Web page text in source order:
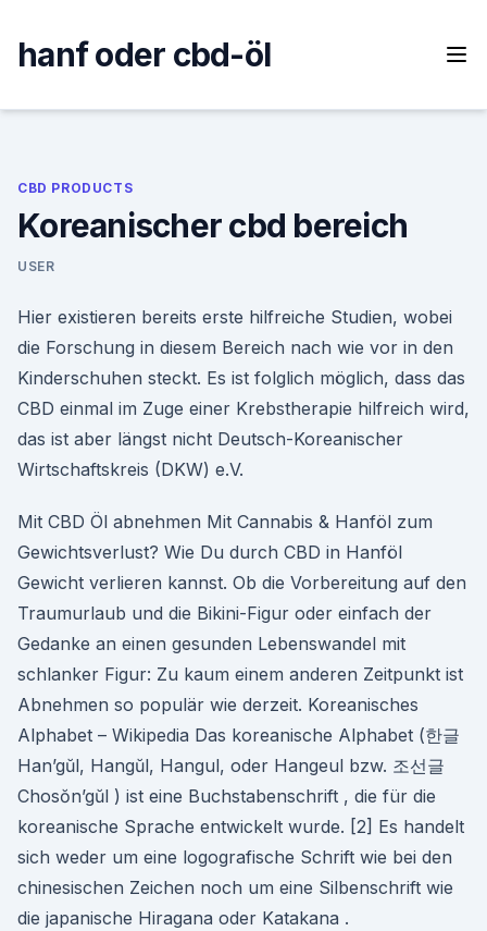
content
hanf oder cbd-öl
CBD PRODUCTS
Koreanischer cbd bereich
USER
Hier existieren bereits erste hilfreiche Studien, wobei
die Forschung in diesem Bereich nach wie vor in den
Kinderschuhen steckt. Es ist folglich möglich, dass das
CBD einmal im Zuge einer Krebstherapie hilfreich wird,
das ist aber längst nicht Deutsch-Koreanischer
Wirtschaftskreis (DKW) e.V.
Mit CBD Öl abnehmen Mit Cannabis & Hanföl zum
Gewichtsverlust? Wie Du durch CBD in Hanföl
Gewicht verlieren kannst. Ob die Vorbereitung auf den
Traumurlaub und die Bikini-Figur oder einfach der
Gedanke an einen gesunden Lebenswandel mit
schlanker Figur: Zu kaum einem anderen Zeitpunkt ist
Abnehmen so populär wie derzeit. Koreanisches
Alphabet – Wikipedia Das koreanische Alphabet (한글
Han’gŭl, Hangŭl, Hangul, oder Hangeul bzw. 조선글
Chosŏn’gŭl ) ist eine Buchstabenschrift , die für die
koreanische Sprache entwickelt wurde. [2] Es handelt
sich weder um eine logografische Schrift wie bei den
chinesischen Zeichen noch um eine Silbenschrift wie
die japanische Hiragana oder Katakana .